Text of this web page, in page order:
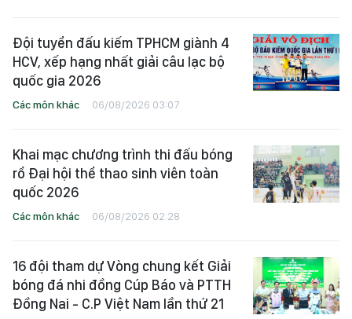
Đội tuyển đấu kiếm TPHCM giành 4
HCV, xếp hạng nhất giải câu lạc bộ
quốc gia 2026
Các môn khác 06/08/2026 03:07
Khai mạc chương trình thi đấu bóng
rổ Đại hội thể thao sinh viên toàn
quốc 2026
Các môn khác 06/08/2026 02:28
16 đội tham dự Vòng chung kết Giải
bóng đá nhi đồng Cúp Báo và PTTH
Đồng Nai - C.P Việt Nam lần thứ 21